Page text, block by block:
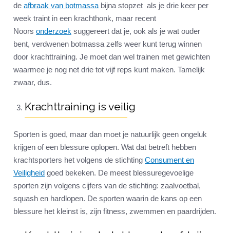
de afbraak van botmassa bijna stopzet als je drie keer per
week traint in een krachthonk, maar recent
Noors onderzoek suggereert dat je, ook als je wat ouder
bent, verdwenen botmassa zelfs weer kunt terug winnen
door krachttraining. Je moet dan wel trainen met gewichten
waarmee je nog net drie tot vijf reps kunt maken. Tamelijk
zwaar, dus.
Krachttraining is veilig
Sporten is goed, maar dan moet je natuurlijk geen ongeluk
krijgen of een blessure oplopen. Wat dat betreft hebben
krachtsporters het volgens de stichting Consument en
Veiligheid goed bekeken. De meest blessuregevoelige
sporten zijn volgens cijfers van de stichting: zaalvoetbal,
squash en hardlopen. De sporten waarin de kans op een
blessure het kleinst is, zijn fitness, zwemmen en paardrijden.